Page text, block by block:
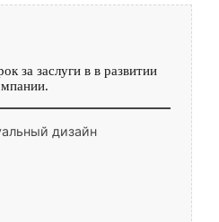
за заслуги в в развитии
дизайн